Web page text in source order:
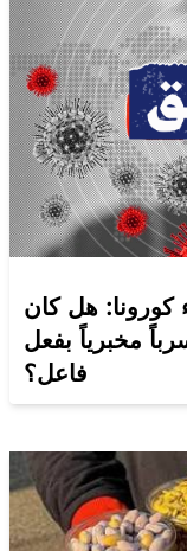
كورونا: هل كان
تسرباً مخبرياً بفعل
فاعل؟